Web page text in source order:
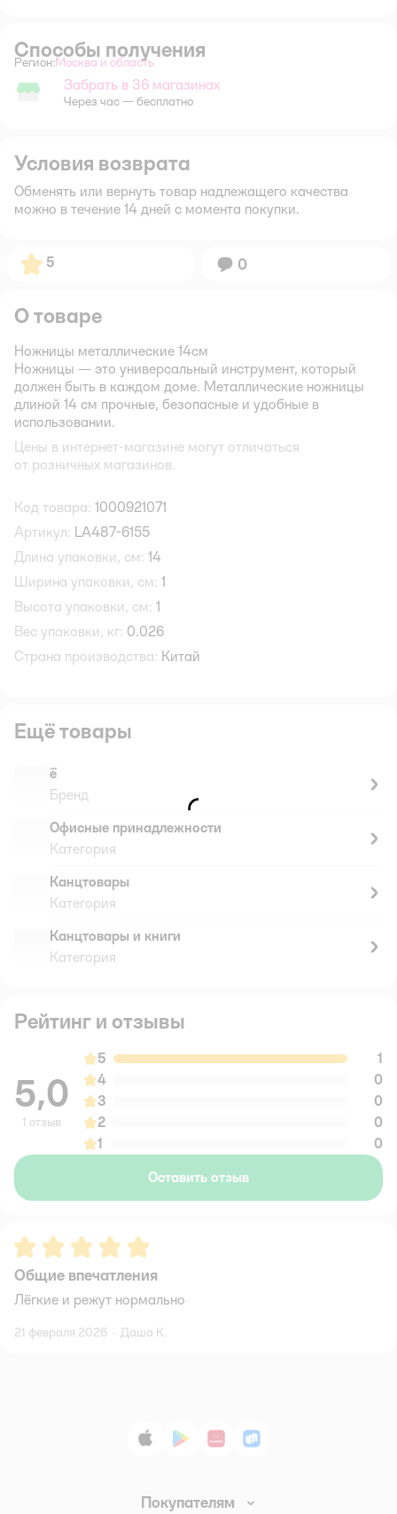
Способы получения
Регион: Выбор адреса доставки.
Москва и область
Забрать в магазине
Забрать в 36 магазинах
Через час — бесплатно
Условия возврата
Обменять или вернуть товар надлежащего качества
можно в течение 14 дней с момента покупки.
Рейтинг:
5 Вопросов:
0
О товаре
Ножницы металлические 14см
Ножницы — это универсальный инструмент, который
должен быть в каждом доме. Металлические ножницы
длиной 14 см прочные, безопасные и удобные в
использовании.
Цены в интернет-магазине могут отличаться
от розничных магазинов.
Код товара: 1000921071
Артикул: LA487-6155
Длина упаковки, см: 14
Ширина упаковки, см: 1
Высота упаковки, см: 1
Вес упаковки, кг: 0.026
Страна производства: Китай
Ещё товары
ё
Бренд
Офисные принадлежности
Категория
Канцтовары
Категория
Канцтовары и книги
Категория
Рейтинг и отзывы
5,0
1 отзыв
5
1
4
0
3
0
2
0
1
0
Оставить отзыв
Рейтинг:5
Общие впечатления
Лёгкие и режут нормально
21 февраля 2026 · Даша К.
App StoreGoogle Play
AppGallery
RuStore
Покупателям